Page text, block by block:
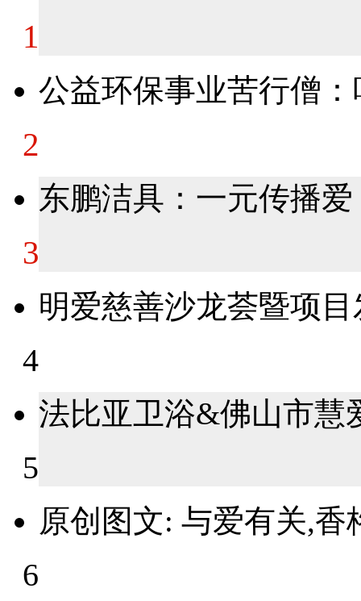
1
公益环保事业苦行僧：
2
东鹏洁具：一元传播
3
明爱慈善沙龙荟暨项
4
法比亚卫浴&佛山市慧
5
原创图文: 与爱有关,香
6